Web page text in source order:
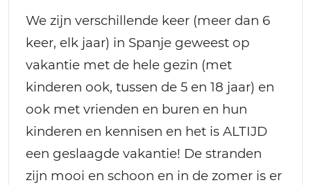
We zijn verschillende keer (meer dan 6
keer, elk jaar) in Spanje geweest op
vakantie met de hele gezin (met
kinderen ook, tussen de 5 en 18 jaar) en
ook met vrienden en buren en hun
kinderen en kennisen en het is ALTIJD
een geslaagde vakantie! De stranden
zijn mooi en schoon en in de zomer is er